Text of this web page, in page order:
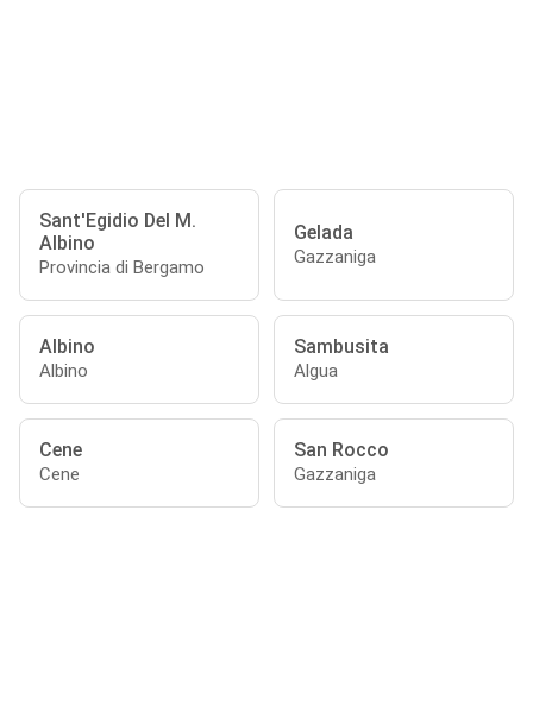
Sant'Egidio Del M.
Albino
Provincia di Bergamo
Gelada
Gazzaniga
Albino
Albino
Sambusita
Algua
Cene
Cene
San Rocco
Gazzaniga